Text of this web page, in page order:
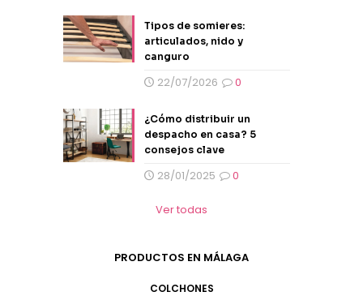
Tipos de somieres:
articulados, nido y
canguro
22/07/2026 0
¿Cómo distribuir un
despacho en casa? 5
consejos clave
28/01/2025 0
Ver todas
PRODUCTOS EN MÁLAGA
COLCHONES